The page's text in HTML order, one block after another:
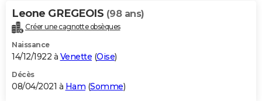
Leone GREGEOIS (98 ans)
Créer une cagnotte obsèques
Naissance
14/12/1922 à Venette (Oise)
Décès
08/04/2021 à Ham (Somme)